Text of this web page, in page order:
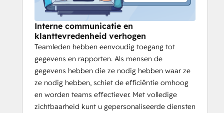
Interne communicatie en
klanttevredenheid verhogen
Teamleden hebben eenvoudig toegang tot
gegevens en rapporten. Als mensen de
gegevens hebben die ze nodig hebben waar ze
ze nodig hebben, schiet de efficiëntie omhoog
en worden teams effectiever. Met volledige
zichtbaarheid kunt u gepersonaliseerde diensten